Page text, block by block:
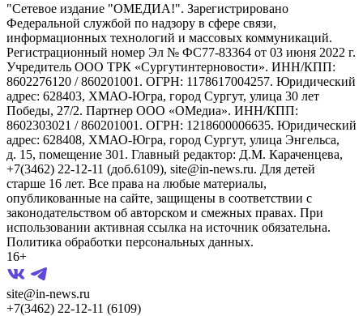
"Сетевое издание "ОМЕДИА!". Зарегистрировано
Федеральной службой по надзору в сфере связи,
информационных технологий и массовых коммуникаций.
Регистрационный номер Эл № ФС77-83364 от 03 июня 2022 г.
Учредитель ООО ТРК «Сургутинтерновости». ИНН/КПП:
8602276120 / 860201001. ОГРН: 1178617004257. Юридический
адрес: 628403, ХМАО-Югра, город Сургут, улица 30 лет
Победы, 27/2. Партнер ООО «ОМедиа». ИНН/КПП:
8602303021 / 860201001. ОГРН: 1218600006635. Юридический
адрес: 628408, ХМАО-Югра, город Сургут, улица Энгельса,
д. 15, помещение 301. Главный редактор: Д.М. Караченцева,
+7(3462) 22-12-11 (доб.6109), site@in-news.ru. Для детей
старше 16 лет. Все права на любые материалы,
опубликованные на сайте, защищены в соответствии с
законодательством об авторском и смежных правах. При
использовании активная ссылка на источник обязательна.
Политика обработки персональных данных.
16+
site@in-news.ru
+7(3462) 22-12-11 (6109)